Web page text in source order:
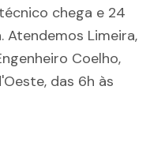
chega e 24
Atendemos Limeira,
Coelho,
das 6h às